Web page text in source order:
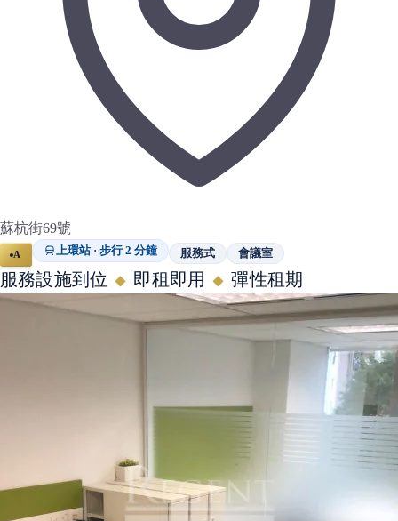
蘇杭街69號
A 上環站 · 步行 2 分鐘 服務式 會議室
服務設施到位 ◆ 即租即用 ◆ 彈性租期